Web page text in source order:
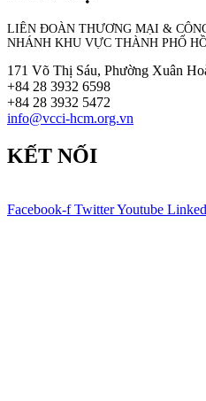
LIÊN ĐOÀN THƯƠNG MẠI &
NHÁNH KHU VỰC THÀNH PHỐ
171 Võ Thị Sáu, Phường Xuân
+84 28 3932 6598
+84 28 3932 5472
info@vcci-hcm.org.vn
KẾT NỐI
Facebook-f TwitterYoutube